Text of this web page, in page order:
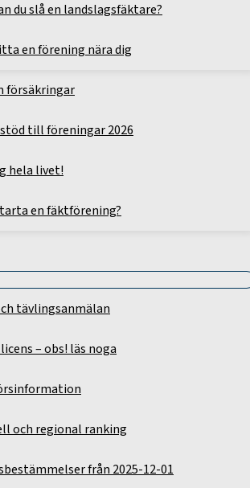
du slå en landslagsfäktare?
en förening nära dig
försäkringar
till föreningar 2026
hela livet!
en fäktförening?
tävlingsanmälan
– obs! läs noga
och regional ranking
från 2025-12-01